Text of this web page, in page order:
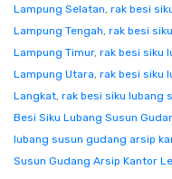
Lampung Selatan, rak besi
Lampung Tengah, rak besi
Lampung Timur, rak besi siku
Lampung Utara, rak besi siku
Langkat, rak besi siku lubang
Besi Siku Lubang Susun
lubang susun gudang arsip
Susun Gudang Arsip Kantor